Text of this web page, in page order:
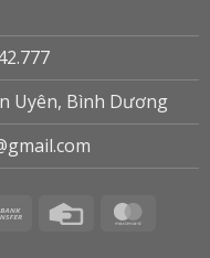
Uyên, Bình Dương
Bank
Credit